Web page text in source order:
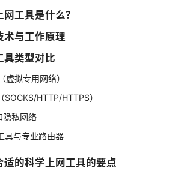
工具是什么？
术与工作原理
具类型对比
虚拟专用网络）
SOCKS/HTTP/HTTPS）
隐私网络
具与专业路由器
适的科学上网工具的要点